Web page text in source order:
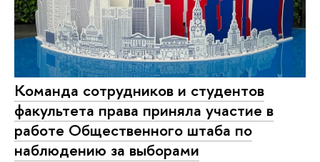
Команда сотрудников и студентов
факультета права приняла участие в
работе Общественного штаба по
наблюдению за выборами